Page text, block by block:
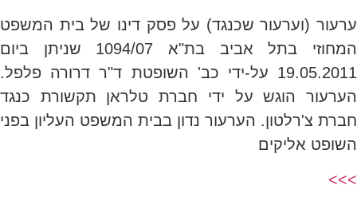
ערעור (וערעור שכנגד) על פסק דינו של בית המשפט
המחוזי בתל אביב בת"א 1094/07 שניתן ביום
19.05.2011 על-ידי כב' השופטת ד"ר דרורה פלפל.
הערעור הוגש על ידי חברת טלראן תקשורת כנגד
חברת צ'רלטון. הערעור נדון בבית המשפט העליון בפני
השופט אליקים
>>>